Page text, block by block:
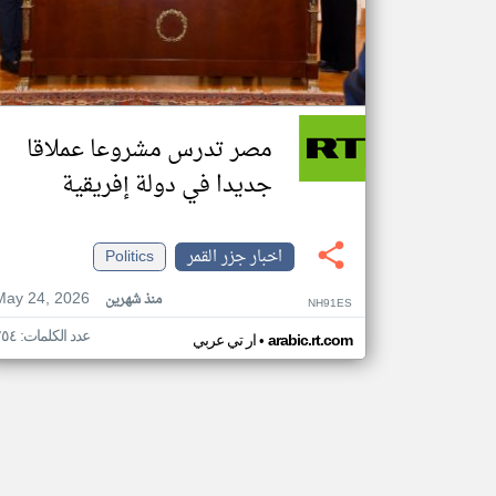
مصر تدرس مشروعا عملاقا
جديدا في دولة إفريقية
اخبار جزر القمر
Politics
24, 2026
منذ شهرين NH91ES
ار تي عربي• arabic.rt.com عدد الكلمات: ٢٥٤